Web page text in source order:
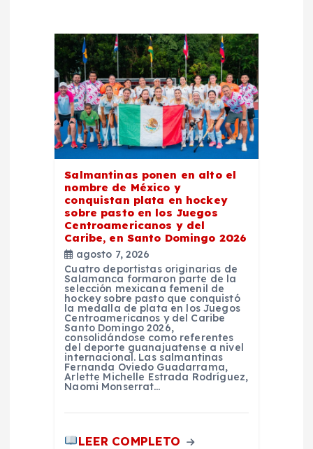
Salmantinas ponen en alto el
nombre de México y
conquistan plata en hockey
sobre pasto en los Juegos
Centroamericanos y del
Caribe, en Santo Domingo 2026
agosto 7, 2026
Cuatro deportistas originarias de
Salamanca formaron parte de la
selección mexicana femenil de
hockey sobre pasto que conquistó
la medalla de plata en los Juegos
Centroamericanos y del Caribe
Santo Domingo 2026,
consolidándose como referentes
del deporte guanajuatense a nivel
internacional. Las salmantinas
Fernanda Oviedo Guadarrama,
Arlette Michelle Estrada Rodríguez,
Naomi Monserrat…
LEER COMPLETO